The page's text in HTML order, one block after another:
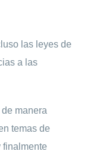
las leyes de
a las
manera
temas de
finalmente